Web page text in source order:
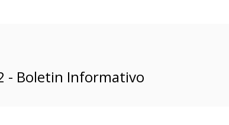
- Boletin Informativo